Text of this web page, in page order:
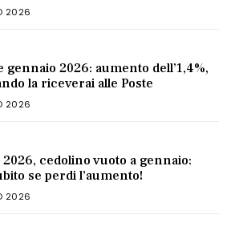
2026
gennaio 2026: aumento dell’1,4%,
la riceverai alle Poste
2026
cedolino vuoto a gennaio:
se perdi l’aumento!
2026